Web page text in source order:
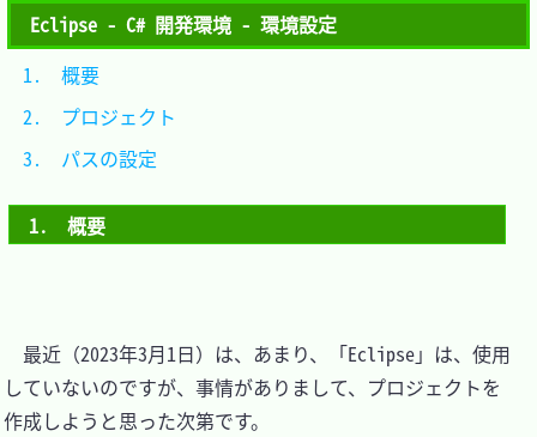
Eclipse - C# 開発環境 - 環境設定
1.　概要
最近（2023年3月1日）は、あまり、「Eclipse」は、使用
していないのですが、事情がありまして、プロジェクトを
作成しようと思った次第です。